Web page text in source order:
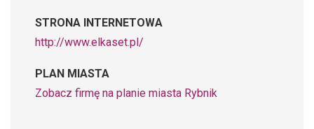
STRONA INTERNETOWA
http://www.elkaset.pl/
PLAN MIASTA
Zobacz firmę na planie miasta Rybnik